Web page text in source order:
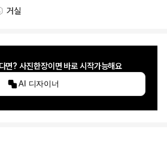
일링 공간
거실
면? 사진한장이면 바로 시작가능해요
AI 디자이너